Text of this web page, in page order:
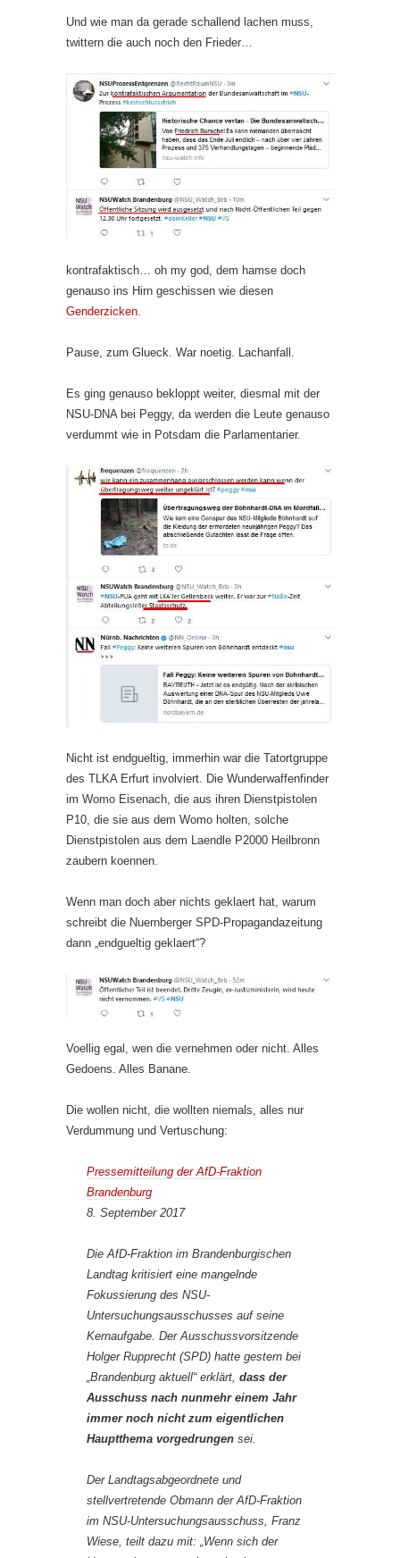
Und wie man da gerade schallend lachen muss,
twittern die auch noch den Frieder…
kontrafaktisch… oh my god, dem hamse doch
genauso ins Hirn geschissen wie diesen
Genderzicken
Pause, zum Glueck. War noetig. Lachanfall.
Es ging genauso bekloppt weiter, diesmal mit der
NSU-DNA bei Peggy, da werden die Leute genauso
verdummt wie in Potsdam die Parlamentarier.
Nicht ist endgueltig, immerhin war die Tatortgruppe
des TLKA Erfurt involviert. Die Wunderwaffenfinder
im Womo Eisenach, die aus ihren Dienstpistolen
P10, die sie aus dem Womo holten, solche
Dienstpistolen aus dem Laendle P2000 Heilbronn
zaubern koennen.
Wenn man doch aber nichts geklaert hat, warum
schreibt die Nuernberger SPD-Propagandazeitung
dann „endgueltig geklaert“?
Voellig egal, wen die vernehmen oder nicht. Alles
Gedoens. Alles Banane.
Die wollen nicht, die wollten niemals, alles nur
Verdummung und Vertuschung:
Pressemitteilung der AfD-Fraktion
Brandenburg
8. September 2017
Die AfD-Fraktion im Brandenburgischen
Landtag kritisiert eine mangelnde
Fokussierung des NSU-
Untersuchungsausschusses auf seine
Kernaufgabe. Der Ausschussvorsitzende
Holger Rupprecht (SPD) hatte gestern bei
„Brandenburg aktuell“ erklärt, dass der
Ausschuss nach nunmehr einem Jahr
immer noch nicht zum eigentlichen
Hauptthema vorgedrungen sei.
Der Landtagsabgeordnete und
stellvertretende Obmann der AfD-Fraktion
im NSU-Untersuchungsausschuss, Franz
Wiese, teilt dazu mit: „Wenn sich der